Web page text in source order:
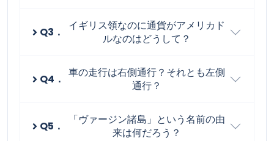
Q3．
イギリス領なのに通貨がアメリカド
ルなのはどうして？
Q4． 車の走行は右側通行？それとも左側
通行？
Q5．
「ヴァージン諸島」という名前の由
来は何だろう？